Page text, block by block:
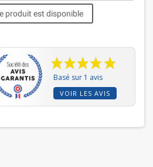
produit est disponible
Basé sur 1 avis
VOIR LES AVIS